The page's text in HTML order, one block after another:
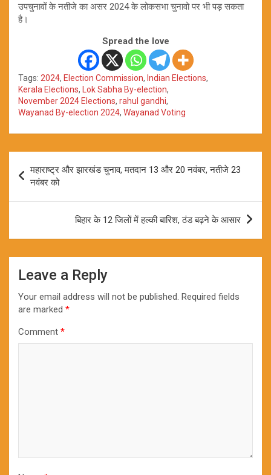
उपचुनावों के नतीजे का असर 2024 के लोकसभा चुनावो पर भी पड़ सकता
है।
Spread the love
Tags: 2024, Election Commission, Indian Elections,
Kerala Elections, Lok Sabha By-election,
November 2024 Elections, rahul gandhi,
Wayanad By-election 2024, Wayanad Voting
navigation
महाराष्ट्र और झारखंड चुनाव, मतदान 13 और 20 नवंबर, नतीजे 23
नवंबर को
बिहार के 12 जिलों में हल्की बारिश, ठंड बढ़ने के आसार
Leave a Reply
Your email address will not be published. Required fields
are marked *
Comment *